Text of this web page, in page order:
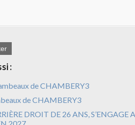
:
de CHAMBERY3